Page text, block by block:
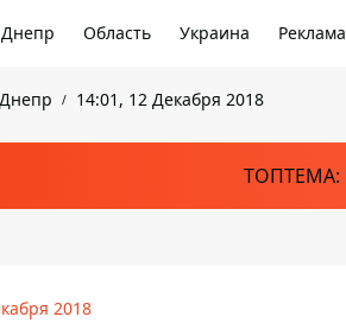
Днепр Область Украина Реклама
Днепр 14:01, 12 Декабря 2018
ТОПТЕМА:
2018